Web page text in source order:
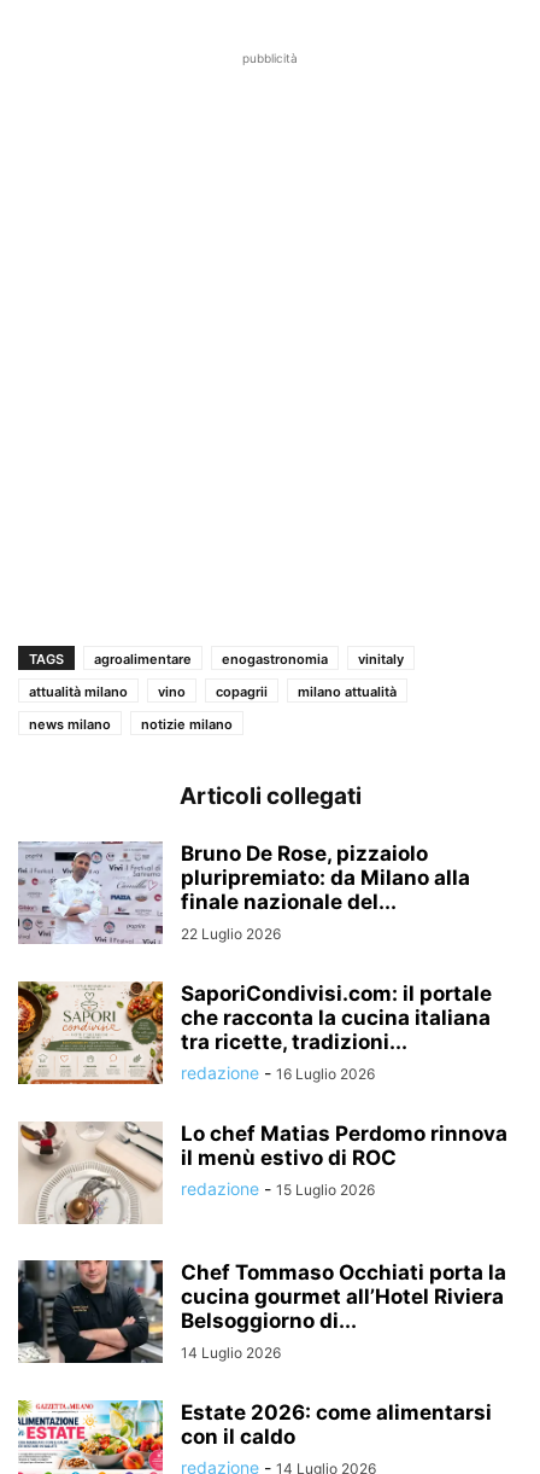
pubblicità
TAGS agroalimentare enogastronomia
vinitaly
attualità milano
vino copagrii
milano attualità
news milano
notizie milano
Articoli collegati
Bruno De Rose, pizzaiolo
pluripremiato: da Milano alla
finale nazionale del...
22 Luglio 2026
SaporiCondivisi.com: il portale
che racconta la cucina italiana
tra ricette, tradizioni...
redazione - 16 Luglio 2026
Lo chef Matias Perdomo rinnova
il menù estivo di ROC
redazione - 15 Luglio 2026
Chef Tommaso Occhiati porta la
cucina gourmet all’Hotel Riviera
Belsoggiorno di...
14 Luglio 2026
Estate 2026: come alimentarsi
con il caldo
redazione - 14 Luglio 2026